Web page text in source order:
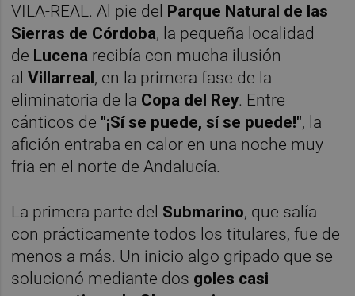
VILA-REAL. Al pie del Parque Natural de las
Sierras de Córdoba, la pequeña localidad
de Lucena recibía con mucha ilusión
alVillarreal, en la primera fase de la
eliminatoria de la Copa del Rey. Entre
cánticos de "¡Sí se puede, sí se puede!", la
afición entraba en calor en una noche muy
fría en el norte de Andalucía.
La primera parte del Submarino, que salía
con prácticamente todos los titulares, fue de
menos a más. Un inicio algo gripado que se
solucionó mediante dos goles casi